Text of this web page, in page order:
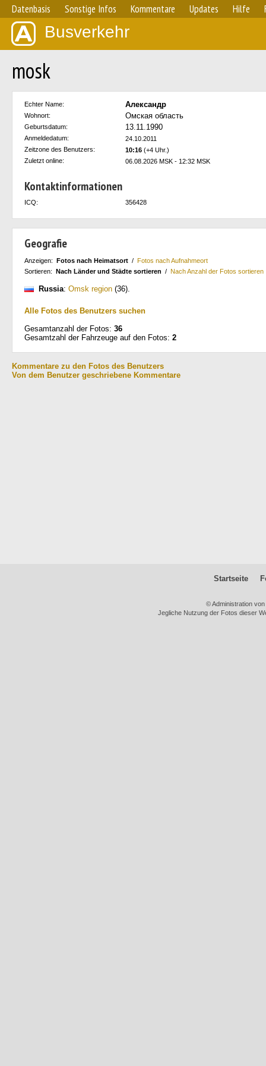
Datenbasis Sonstige Infos Kommentare Updates Hilfe
Busverkehr
mosk
Echter Name: Александр
Wohnort: Омская область
Geburtsdatum: 13.11.1990
Anmeldedatum:
24.10.2011
Zeitzone des Benutzers:
10:16 (+4 Uhr.)
Zuletzt online:
06.08.2026 MSK - 12:32 MSK
Kontaktinformationen
ICQ: 356428
Geografie
Anzeigen: Fotos nach Heimatsort / Fotos nach Aufnahmeort
Sortieren: Nach Länder und Städte sortieren / Nach Anzahl der Fotos sortieren
Russia: Omsk region (36).
Alle Fotos des Benutzers suchen
Gesamtanzahl der Fotos: 36
Gesamtzahl der Fahrzeuge auf den Fotos: 2
Kommentare zu den Fotos des Benutzers
Von dem Benutzer geschriebene Kommentare
Startseite
© Administration
Jegliche Nutzung der Fotos dieser